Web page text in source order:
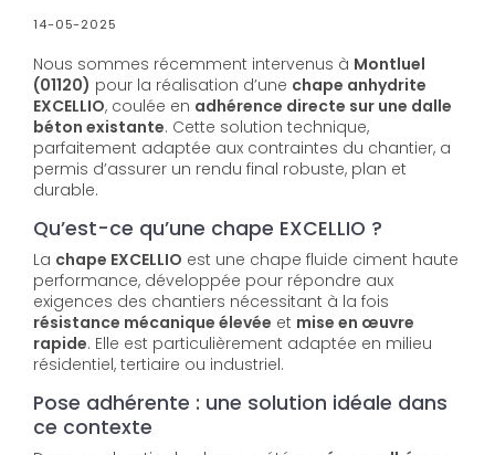
14-05-2025
Nous sommes récemment intervenus à Montluel
(01120) pour la réalisation d’une chape anhydrite
EXCELLIO, coulée en adhérence directe sur une dalle
béton existante. Cette solution technique,
parfaitement adaptée aux contraintes du chantier, a
permis d’assurer un rendu final robuste, plan et
durable.
Qu’est-ce qu’une chape EXCELLIO ?
La chape EXCELLIO est une chape fluide ciment haute
performance, développée pour répondre aux
exigences des chantiers nécessitant à la fois
résistance mécanique élevée et mise en œuvre
rapide. Elle est particulièrement adaptée en milieu
résidentiel, tertiaire ou industriel.
Pose adhérente : une solution idéale dans
ce contexte